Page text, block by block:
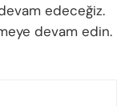
edeceğiz.
devam edin.